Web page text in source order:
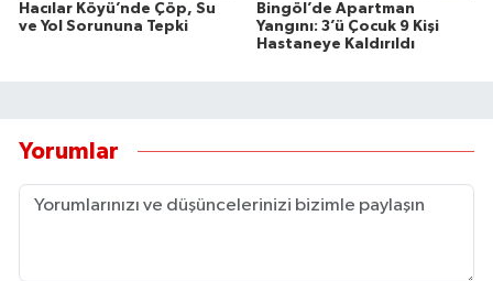
Hacılar Köyü’nde Çöp, Su
ve Yol Sorununa Tepki
Bingöl’de Apartman
Yangını: 3’ü Çocuk 9 Kişi
Hastaneye Kaldırıldı
Yorumlar